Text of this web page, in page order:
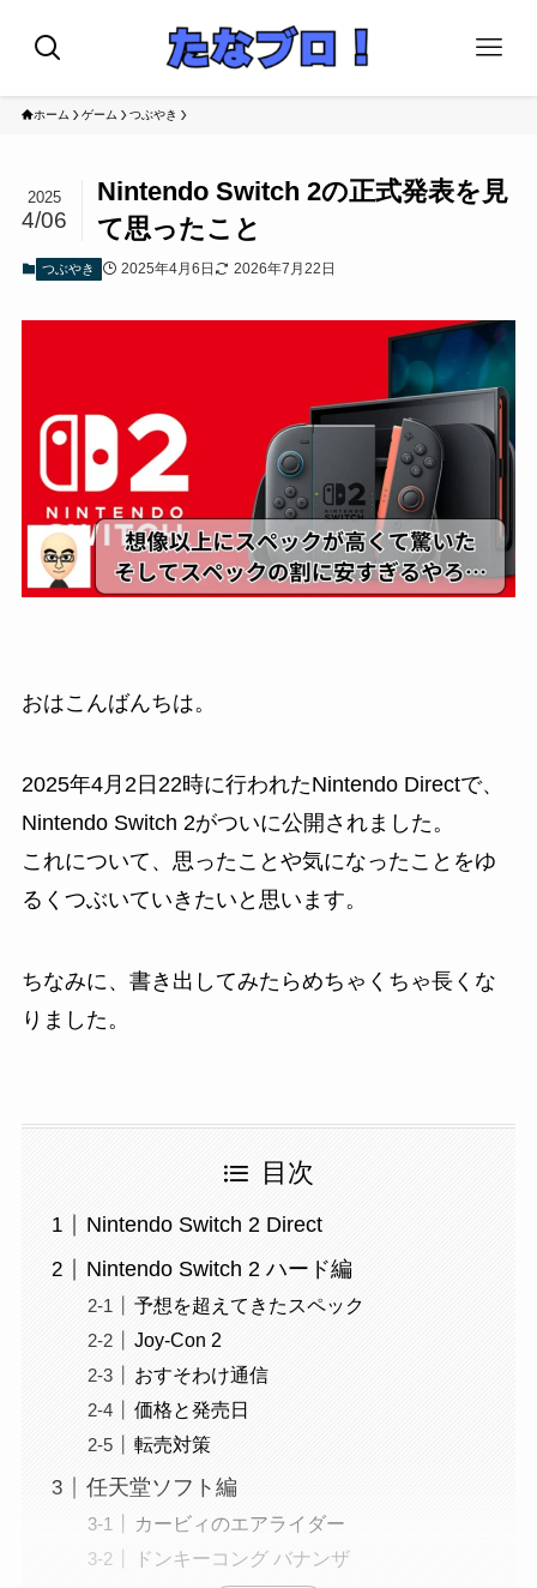
ホーム ゲーム つぶやき
Nintendo Switch 2の正式発表を見
て思ったこと
2025
4/06
つぶやき 2025年4月6日 2026年7月22日
おはこんばんちは。
2025年4月2日22時に行われたNintendo Directで、
Nintendo Switch 2がついに公開されました。
これについて、思ったことや気になったことをゆ
るくつぶいていきたいと思います。
ちなみに、書き出してみたらめちゃくちゃ長くな
りました。
目次
Nintendo Switch 2 Direct
Nintendo Switch 2 ハード編
予想を超えてきたスペック
Joy-Con 2
おすそわけ通信
価格と発売日
転売対策
任天堂ソフト編
カービィのエアライダー
ドンキーコング バナンザ